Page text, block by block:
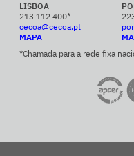
LISBOA
213 112 400*
cecoa@cecoa.pt
MAPA
*Chamada para a rede fixa